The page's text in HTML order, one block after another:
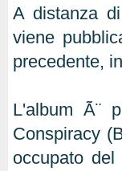
A distanza
viene
precedente,
L'album Ã¨
Conspiracy
occupato